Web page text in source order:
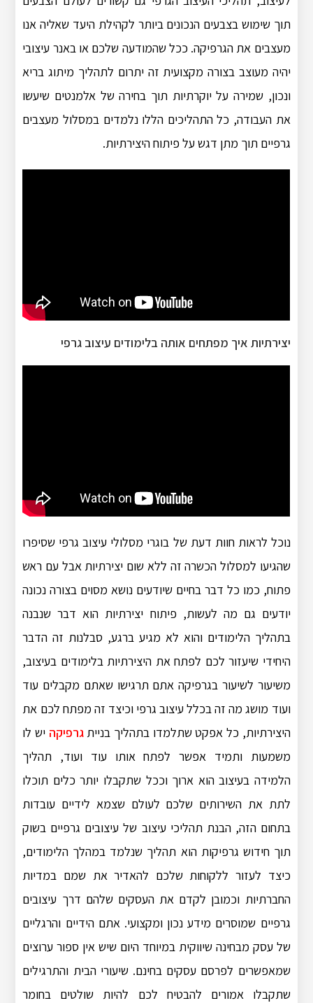
תוך שימוש בצבעים הנכונים ביותר לקהילת היעד שאליה אנו
מעצבים את הגרפיקה. ככל שהמודעה שלכם או באנר עיצובי
יהיה מעוצב בצורה מקצועית זה יתרום לתהליך מיתוג בריא
ונכון, שמירה על יוקרתיות תוך בחירה של אלמנטים שיעשו
את העבודה, כל התהליכים הללו נלמדים במסלול מעצבים
גרפיים תוך מתן דגש על פיתוח היצירתיות.
יצירתיות איך מפתחים אותה בלימודים עיצוב גרפי
נוכל לראות חוות דעת של בוגרי מסלולי עיצוב גרפי שסיפרו
שהגיעו למסלול הכשרה זה ללא שום יצירתיות אבל עם ראש
פתוח, כמו כל דבר בחיים שיודעים נושא מסוים בצורה נכונה
יודעים גם מה לעשות, פיתוח יצירתיות הוא דבר שנבנה
בתהליך הלימודים והוא לא מגיע ברגע, סבלנות זה הדבר
היחידי שיעזור לכם לפתח את היצירתיות בלימודים בעיצוב,
משיעור לשיעור בגרפיקה אתם תרגישו שאתם מקבלים עוד
ועוד מושג מה זה בכלל עיצוב גרפי וכיצד זה מפתח לכם את
היצירתיות, כל אפקט שתלמדו בתהליך בנייתגרפיקה יש לו
משמעות ותמיד אפשר לפתח אותו עוד ועוד, תהליך
הלמידה בעיצוב הוא ארוך וככל שתקבלו יותר כלים תוכלו
לתת את השירותים שלכם לעולם שצמא לידיים עובדות
בתחום הזה, הבנת תהליכי עיצוב של עיצובים גרפיים בשוק
תוך חידוש גרפיקות הוא תהליך שנלמד במהלך הלימודים,
כיצד לעזור ללקוחות שלכם להאדיר את שמם במדיות
החברתיות וכמובן לקדם את העסקים שלהם דרך עיצובים
גרפיים שמוסרים מידע נכון ומקצועי. אתם הידיים והרגליים
של עסק מבחינה שיווקית במיוחד היום שיש אין ספור ערוצים
שמאפשרים לפרסם עסקים בחינם. שיעורי הבית והתרגילים
שתקבלו אמורים להבטיח לכם להיות שולטים בחומר